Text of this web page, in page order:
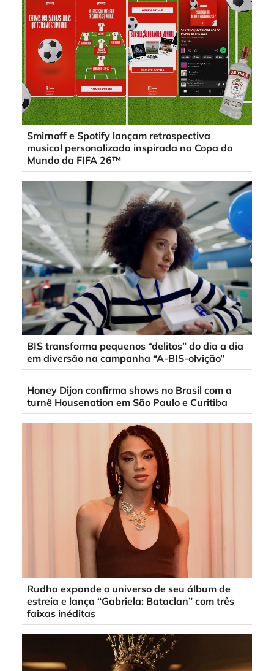
Smirnoff e Spotify lançam retrospectiva
musical personalizada inspirada na Copa do
Mundo da FIFA 26™
BIS transforma pequenos “delitos” do dia a dia
em diversão na campanha “A-BIS-olvição”
Honey Dijon confirma shows no Brasil com a
turnê Housenation em São Paulo e Curitiba
Rudha expande o universo de seu álbum de
estreia e lança “Gabriela: Bataclan” com três
faixas inéditas